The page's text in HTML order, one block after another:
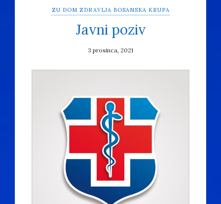
ZU DOM ZDRAVLJA BOSANSKA KRUPA
Javni poziv
3 prosinca, 2021